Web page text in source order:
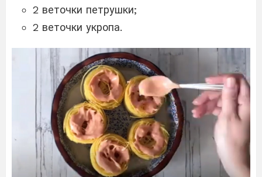
2 веточки петрушки;
2 веточки укропа.